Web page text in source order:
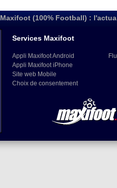
Maxifoot (100% Football) :
Services Maxifoot
Appli Maxifoot Android
Appli Maxifoot iPhone
Site web Mobile
Choix de consentement